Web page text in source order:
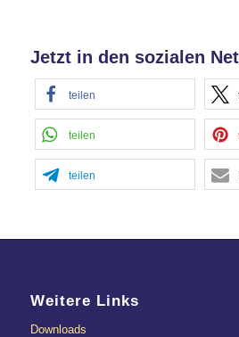
powered by
Management Platform
Jetzt in den sozialen
teilen
teilen
teilen
Weitere Links
Downloads